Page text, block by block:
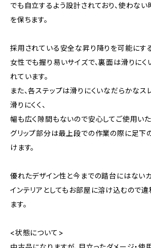
でも自立するよう設計されており、使わな
を保ちます。
採用されている安全な昇り降りを可能にする
女性でも握り易いサイズで、裏面は滑りにく
れています。
また、各ステップは滑りにくいなだらかなス
滑りにくく、
幅も広く隙間もないので安心してご使用いた
グリップ部分は最上段での作業の際に足下
けます。
優れたデザイン性と今までの踏台にはないカ
インテリアとしてもお部屋に溶け込むので
ます。
<状態について>